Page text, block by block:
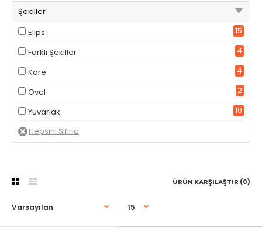
Şekiller
Elips
15
Farklı Şekiller
4
Kare
4
Oval
2
Yuvarlak
10
ÜRÜN KARŞILAŞTIR (0)